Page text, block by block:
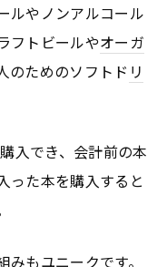
ルやノンアルコール
フトビールやオーガ
のためのソフトド リ
入でき、会計前の本
った本を購入すると
もユニークです。